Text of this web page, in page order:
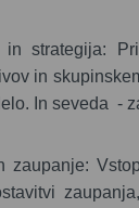
strategija:
in
In seveda -
zaupanje: